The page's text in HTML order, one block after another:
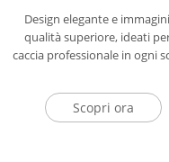
Design elegante e
qualità superiore, ideati
caccia professionale in ogni
Scopri ora